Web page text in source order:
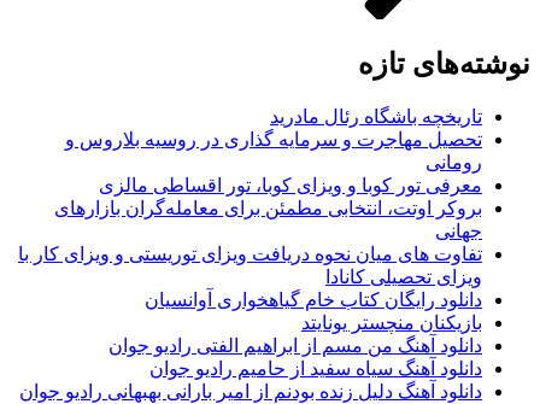
نوشته‌های تازه
تاریخچه باشگاه رئال مادرید
تحصیل مهاجرت و سرمایه گذاری در روسیه بلاروس و
رومانی
معرفی تور کوبا و ویزای کوبا، تور اقساطی مالزی
بروکر اوتت، انتخابی مطمئن برای معامله‌گران بازارهای
جهانی
تفاوت های میان نحوه دریافت ویزای توریستی و ویزای کار با
ویزای تحصیلی کانادا
دانلود رایگان کتاب خام گیاهخواری آوانسیان
بازیکنان منچستر یونایتد
دانلود آهنگ من مسم از ابراهیم الفتی رادیو جوان
دانلود آهنگ سیاه سفید از حامیم رادیو جوان
دانلود آهنگ دلیل زنده بودنم از امیر بارانی بهبهانی رادیو جوان